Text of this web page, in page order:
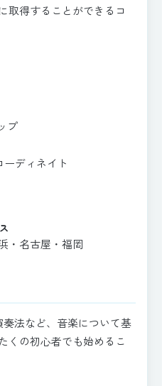
取得することができるコ
プ
ーディネイト
・名古屋・福岡
法など、音楽について基
くの初心者でも始めるこ